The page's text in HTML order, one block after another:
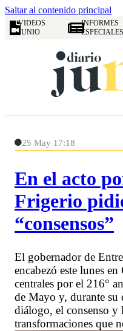
Saltar al contenido principal
VIDEOS
JUNIO
INFORMES
ESPECIALES
25 May 17:18
En el acto
Frigerio
“consensos”
El gobernador de
encabezó este lunes
centrales por el 216°
de Mayo y, durante su
diálogo, el consenso y
transformaciones que